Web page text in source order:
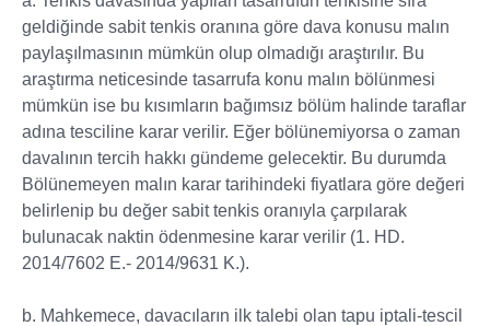
geldiğinde sabit tenkis oranına göre dava konusu malın
paylaşılmasının mümkün olup olmadığı araştırılır. Bu
araştırma neticesinde tasarrufa konu malın bölünmesi
mümkün ise bu kısımların bağımsız bölüm halinde taraflar
adına tesciline karar verilir. Eğer bölünemiyorsa o zaman
davalının tercih hakkı gündeme gelecektir. Bu durumda
Bölünemeyen malın karar tarihindeki fiyatlara göre değeri
belirlenip bu değer sabit tenkis oranıyla çarpılarak
bulunacak naktin ödenmesine karar verilir (1. HD.
2014/7602 E.- 2014/9631 K.).
b. Mahkemece, davacıların ilk talebi olan tapu iptali-tescil